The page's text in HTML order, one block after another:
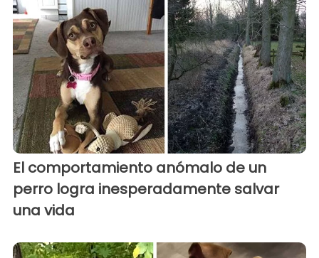
El comportamiento anómalo de un
perro logra inesperadamente salvar
una vida